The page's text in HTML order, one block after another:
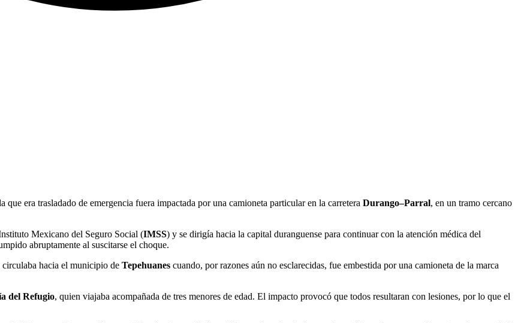
era trasladado de emergencia fuera impactada por una camioneta particular en la carretera Durango–Parral, en un tramo cercano
Mexicano del Seguro Social (IMSS) y se dirigía hacia la capital duranguense para continuar con la atención médica del
abruptamente al suscitarse el choque.
hacia el municipio de Tepehuanes cuando, por razones aún no esclarecidas, fue embestida por una camioneta de la marca
del Refugio, quien viajaba acompañada de tres menores de edad. El impacto provocó que todos resultaran con lesiones, por lo que el